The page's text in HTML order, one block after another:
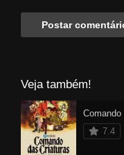
Veja também!
Comando
7.4